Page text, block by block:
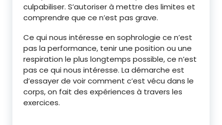
culpabiliser. S’autoriser à mettre des limites et
comprendre que ce n’est pas grave.
Ce qui nous intéresse en sophrologie ce n’est
pas la performance, tenir une position ou une
respiration le plus longtemps possible, ce n’est
pas ce qui nous intéresse. La démarche est
d’essayer de voir comment c’est vécu dans le
corps, on fait des expériences à travers les
exercices.